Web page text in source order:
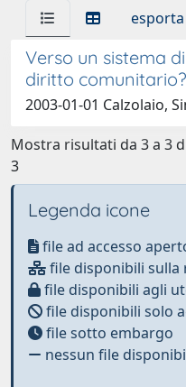
Verso un sistema
diritto comunitario?
2003-01-01 Calzolaio,
Mostra risultati da 3 a 3
3
Legenda icone
file ad accesso
file disponibili sulla
file disponibili agli
file disponibili solo
file sotto embargo
nessun file